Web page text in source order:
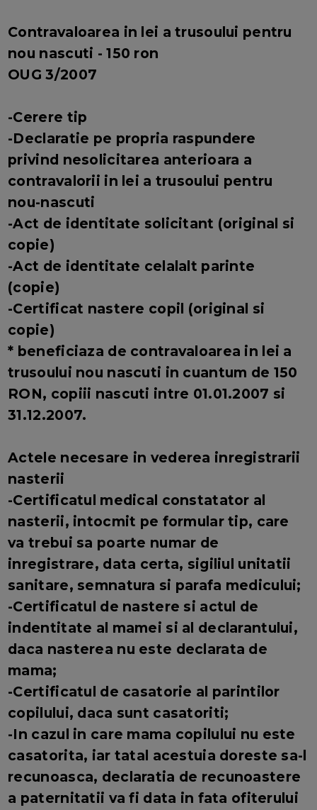
Contravaloarea in lei a trusoului pentru
nou nascuti - 150 ron
OUG 3/2007
-Cerere tip
-Declaratie pe propria raspundere
privind nesolicitarea anterioara a
contravalorii in lei a trusoului pentru
nou-nascuti
-Act de identitate solicitant (original si
copie)
-Act de identitate celalalt parinte
(copie)
-Certificat nastere copil (original si
copie)
* beneficiaza de contravaloarea in lei a
trusoului nou nascuti in cuantum de 150
RON, copiii nascuti intre 01.01.2007 si
31.12.2007.
Actele necesare in vederea inregistrarii
nasterii
-Certificatul medical constatator al
nasterii, intocmit pe formular tip, care
va trebui sa poarte numar de
inregistrare, data certa, sigiliul unitatii
sanitare, semnatura si parafa medicului;
-Certificatul de nastere si actul de
indentitate al mamei si al declarantului,
daca nasterea nu este declarata de
mama;
-Certificatul de casatorie al parintilor
copilului, daca sunt casatoriti;
-In cazul in care mama copilului nu este
casatorita, iar tatal acestuia doreste sa-l
recunoasca, declaratia de recunoastere
a paternitatii va fi data in fata ofiterului